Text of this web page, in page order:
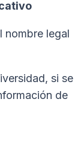
nombre legal
si se
de